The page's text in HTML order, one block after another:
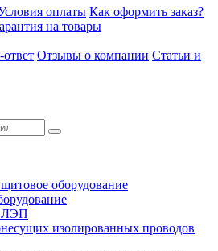
оплаты Как оформить заказ?
на товары
Отзывы о компании Статьи и
оборудование
ЛЭП
изолированных проводов